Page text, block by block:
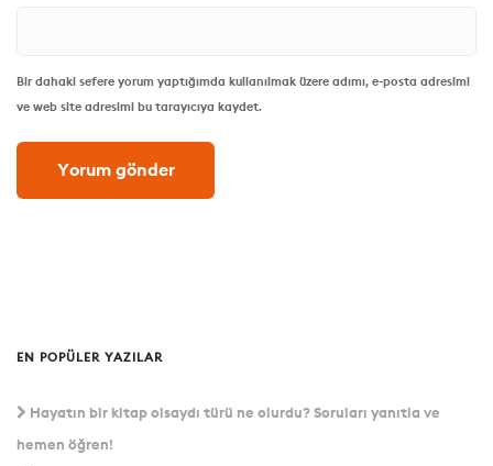
Bir dahaki sefere yorum yaptığımda kullanılmak üzere adımı, e-posta adresimi
ve web site adresimi bu tarayıcıya kaydet.
EN POPÜLER YAZILAR
Hayatın bir kitap olsaydı türü ne olurdu? Soruları yanıtla ve
hemen öğren!